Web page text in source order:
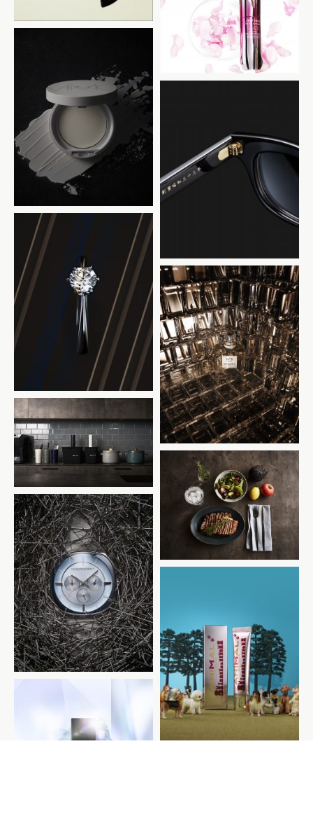
SHISEIDO
MiMC
金子眼鏡
Diamond Ring
CHANEL
BONIQ
BONIQ
INDEPENDENT
光文社 美ST